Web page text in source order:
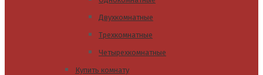
Двухкомнатные
Трехкомнатные
Четырехкомнатные
Купить комнату